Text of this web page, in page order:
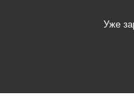
Уже